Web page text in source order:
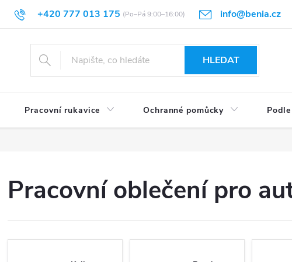
+420 777 013 175 info@benia.cz
Možnosti vrácení Velikostní tabulky Hodnocení obchodu Články
HLEDAT
Pracovní rukavice Ochranné pomůcky
Pracovní oblečení pro